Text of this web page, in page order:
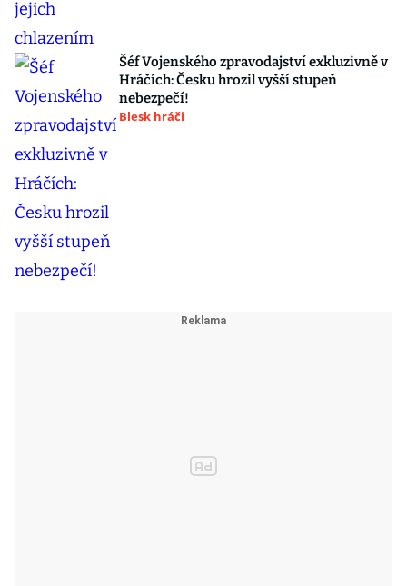
Šéf Vojenského zpravodajství exkluzivně v
Hráčích: Česku hrozil vyšší stupeň
nebezpečí!
Blesk hráči